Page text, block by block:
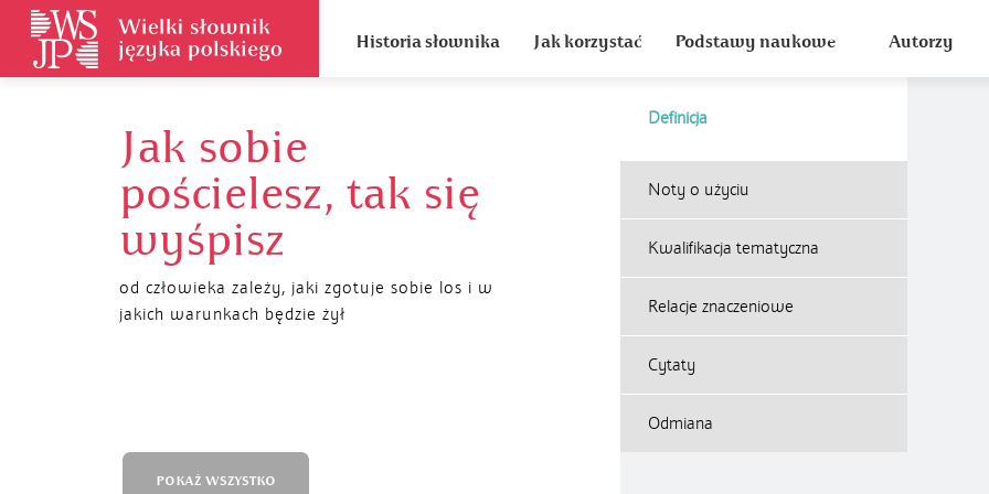
Historia słownika Jak korzystać Podstawy naukowe Autorzy
Jak sobie
pościelesz, tak się
wyśpisz
Definicja
od człowieka zależy, jaki zgotuje sobie los i w
jakich warunkach będzie żył
Noty o użyciu
Kwalifikacja tematyczna
Relacje znaczeniowe
Cytaty
Odmiana
POKAŻ WSZYSTKO